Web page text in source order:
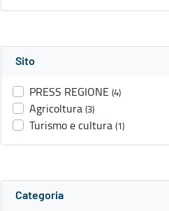
Sito
PRESS REGIONE (4)
Agricoltura (3)
Turismo e cultura (1)
Categoria